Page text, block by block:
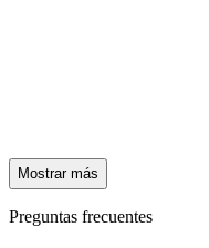
Mostrar más
Preguntas frecuentes